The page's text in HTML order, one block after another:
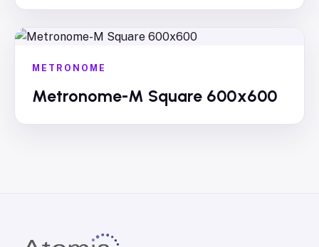
METRONOME
Metronome-M Square 600x600